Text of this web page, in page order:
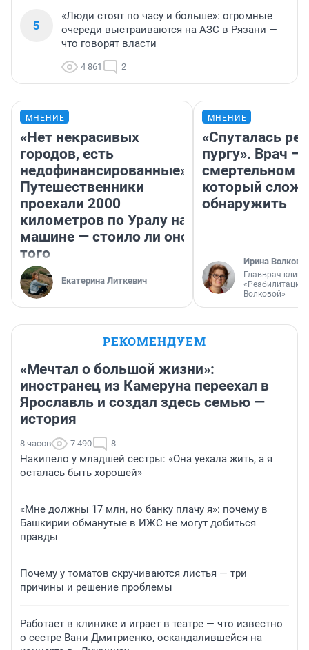
5
«Люди стоят по часу и больше»: огромные
очереди выстраиваются на АЗС в Рязани —
что говорят власти
4 861 2
МНЕНИЕ
«Нет некрасивых
городов, есть
недофинансированные».
Путешественники
проехали 2000
километров по Уралу на
машине — стоило ли оно
того
Екатерина Литкевич
МНЕНИЕ
«Спуталась
пургу». Врач —
смертельном
который
обнаружить
Ирина Волкова
Главврач
«Реабилитация
Волковой»
РЕКОМЕНДУЕМ
«Мечтал о большой жизни»:
иностранец из Камеруна переехал в
Ярославль и создал здесь семью —
история
8 часов 7 490 8
Накипело у младшей сестры: «Она уехала жить, а я
осталась быть хорошей»
«Мне должны 17 млн, но банку плачу я»: почему в
Башкирии обманутые в ИЖС не могут добиться
правды
Почему у томатов скручиваются листья — три
причины и решение проблемы
Работает в клинике и играет в театре — что известно
о сестре Вани Дмитриенко, оскандалившейся на